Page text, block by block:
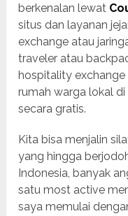
berkenalan lewat
situs dan layanan
exchange atau
traveler atau
hospitality
rumah warga lokal
secara gratis.
Kita bisa menjalin
yang hingga
Indonesia, banyak
satu most active
saya memulai